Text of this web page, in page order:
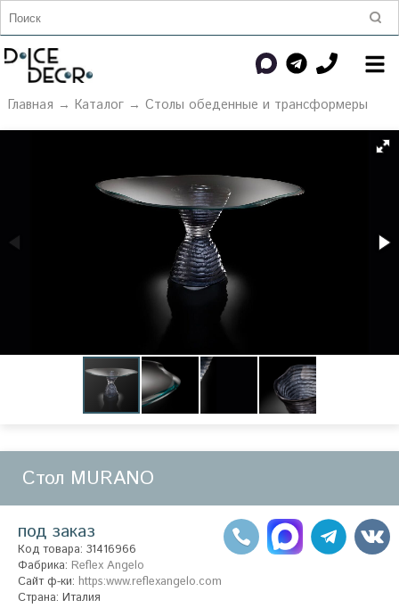
Главная → Каталог→ Столы обеденные и трансформеры
Стол MURANO
под заказ
Код товара: 31416966
Фабрика: Reflex Angelo
Сайт ф-ки: https:www.reflexangelo.com
Страна: Италия